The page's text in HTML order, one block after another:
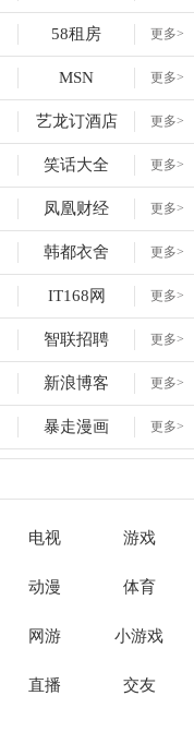
58租房 更多>
MSN 更多>
艺龙订酒店 更多>
笑话大全 更多>
凤凰财经 更多>
韩都衣舍 更多>
IT168网 更多>
智联招聘 更多>
新浪博客 更多>
暴走漫画 更多>
电视 游戏
动漫 体育
网游 小游戏
直播 交友